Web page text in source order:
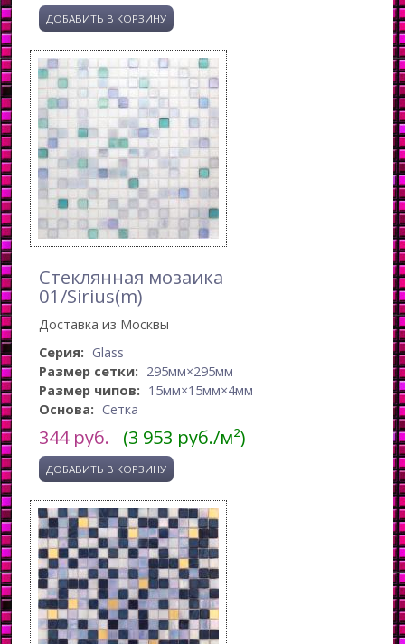
Стеклянная мозаика
01/Sirius(m)
Доставка из Москвы
Серия: Glass
Размер сетки: 295мм×295мм
Размер чипов: 15мм×15мм×4мм
Основа: Сетка
344руб. (3 953 руб./м²)